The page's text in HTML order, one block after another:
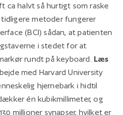
ca halvt så hurtigt som raske
metoder fungerer
(BCI) sådan, at patienten
i stedet for at
rundt på keyboard. Læs
med Harvard University
hjernebark i hidtil
én kubikmillimeter, og
millioner synapser, hvilket er